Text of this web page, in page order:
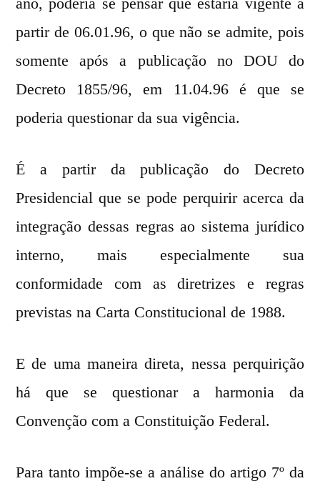
partir de 06.01.96, o que não se admite, pois
somente após a publicação no DOU do
Decreto 1855/96, em 11.04.96 é que se
poderia questionar da sua vigência.
É a partir da publicação do Decreto
Presidencial que se pode perquirir acerca da
integração dessas regras ao sistema jurídico
interno, mais especialmente sua
conformidade com as diretrizes e regras
previstas na Carta Constitucional de 1988.
E de uma maneira direta, nessa perquirição
há que se questionar a harmonia da
Convenção com a Constituição Federal.
Para tanto impõe-se a análise do artigo 7º da